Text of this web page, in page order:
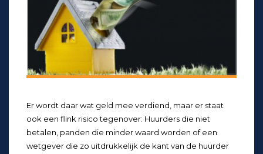
Er wordt daar wat geld mee verdiend, maar er staat
ook een flink risico tegenover: Huurders die niet
betalen, panden die minder waard worden of een
wetgever die zo uitdrukkelijk de kant van de huurder